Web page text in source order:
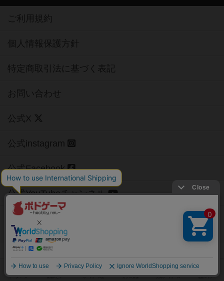
ご利用規約
個人情報保護方針
特定商取引法に基づく表記
お問い合わせ
公式X
公式instagram
公式Facebook
公式YouTubeチャンネル